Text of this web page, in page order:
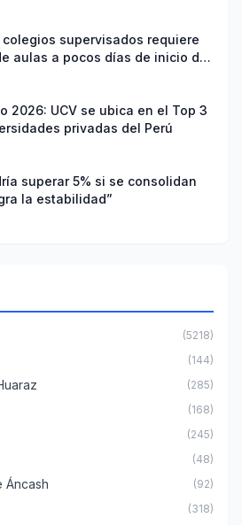
colegios supervisados requiere
aulas a pocos días de inicio del
2026: UCV se ubica en el Top 3
privadas del Perú
superar 5% si se consolidan
la estabilidad”
(5218)
(144)
(285)
(168)
(245)
(48)
Áncash (92)
(318)